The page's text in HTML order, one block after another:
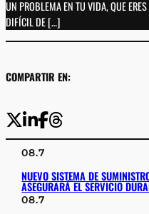
UN PROBLEMA EN TU VIDA, QUE
DIFÍCIL DE […]
COMPARTIR EN:
08.7
NUEVO SISTEMA DE
ASEGURARÁ EL SERVICIO
08.7